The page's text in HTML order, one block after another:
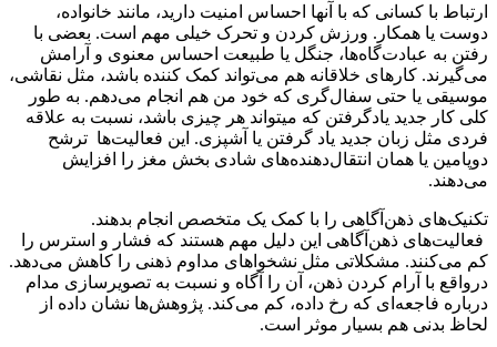
ارتباط با کسانی که با آنها احساس امنیت دارید، مانند خانواده،
دوست یا همکار. ورزش کردن و تحرک خیلی مهم است. بعضی با
رفتن به عبادت‌گاه‌ها، جنگل یا طبیعت احساس معنوی و آرامش
می‌گیرند. کارهای خلاقانه هم می‌تواند کمک کننده باشد، مثل نقاشی،
موسیقی یا حتی سفال‌گری که خود من هم انجام می‌دهم. به طور
کلی کار جدید یادگرفتن که میتواند هر چیزی باشد، نسبت به علاقه
فردی مثل زبان جدید یاد گرفتن یا آشپزی. این‌ فعالیت‌ها ترشح
دوپامین یا همان انتقال‌دهنده‌های شادی بخش مغز را افزایش
می‌دهند.
تکنیک‌های ذهن‌آگاهی را با کمک یک متخصص انجام بدهند.
فعالیت‌های ذهن‌آگاهی این دلیل مهم هستند که فشار و استرس را
کم می‌کنند. مشکلاتی مثل نشخوا‌های مداوم ذهنی را کاهش می‌دهد.
درواقع با آرام کردن ذهن، آن را آگاه و نسبت به تصویرسازی مدام
درباره فاجعه‌ای که رخ داده، کم می‌کند. پژوهش‌ها نشان داده از
لحاظ بدنی هم بسیار موثر است.